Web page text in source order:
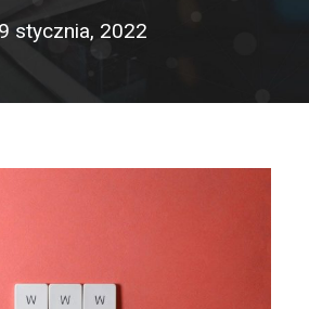
stycznia, 2022